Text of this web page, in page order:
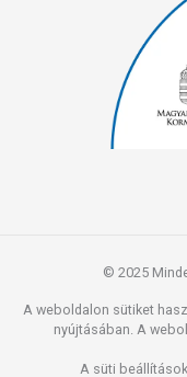
© 2025
A weboldalon sütiket
nyújtásában. A
A süti